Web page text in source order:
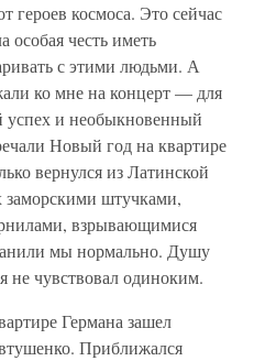
героев космоса. Это сейчас
особая честь иметь
с этими людьми. А
ко мне на концерт — для
и необыкновенный
Новый год на квартире
вернулся из Латинской
штучками,
взрывающимися
мы нормально. Душу
не чувствовал одиноким.
Германа зашел
Приближался